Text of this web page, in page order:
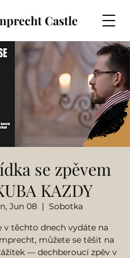
Castle
se zpěvem
KAZDY
Jun 08
  |
Sobotka
v těchto dnech vydáte na
můžete se těšit na
— dechberoucí zpěv v